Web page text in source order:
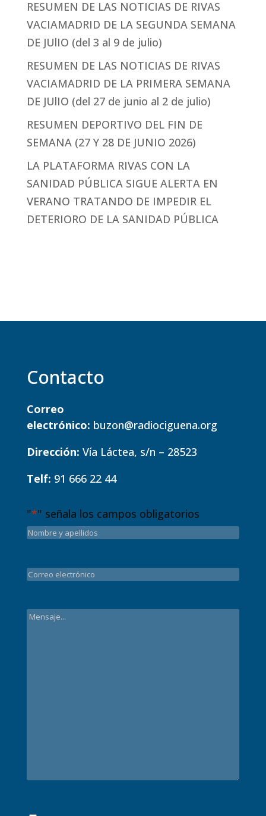
RESUMEN DE LAS NOTICIAS DE RIVAS
VACIAMADRID DE LA SEGUNDA SEMANA
DE JUlIO (del 3 al 9 de julio)
RESUMEN DE LAS NOTICIAS DE RIVAS
VACIAMADRID DE LA PRIMERA SEMANA
DE JUlIO (del 27 de junio al 2 de julio)
RESUMEN DEPORTIVO DEL FIN DE
SEMANA (27 Y 28 DE JUNIO 2026)
LA PLATAFORMA RIVAS CON LA
SANIDAD PÚBLICA SIGUE ALERTA EN
VERANO TRATANDO DE IMPEDIR EL
DETERIORO DE LA SANIDAD PÚBLICA
Contacto
Correo
electrónico: buzon@radiociguena.org
Dirección: Vía Láctea, s/n – 28523
Telf: 91 666 22 44
"*" señala los campos obligatorios